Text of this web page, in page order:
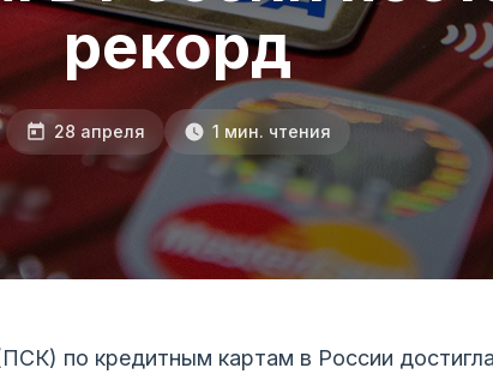
рекорд
28 апреля 1 мин. чтения
по кредитным картам в России